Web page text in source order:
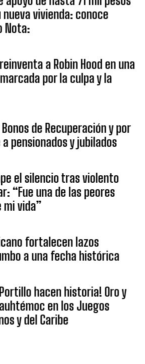
vivienda: conoce
Nota:
a Robin Hood en una
por la culpa y la
de Recuperación y por
a pensionados y jubilados
el silencio tras violento
“Fue una de las peores
mi vida”
fortalecen lazos
a una fecha histórica
hacen historia! Oro y
en los Juegos
y del Caribe